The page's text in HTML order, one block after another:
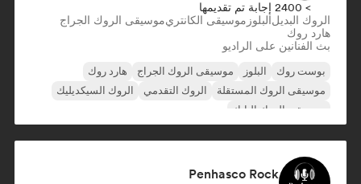
> 2400 إجابة تم تقديمها
الروك البديلالبلوز موسيقى الكانتريموسيقى الروك الجراج
هارد روك
بث الفنانين على الراديو
بوست روك البلوز موسيقى الروك الجراج
هارد روك
موسيقى الروك المستقلة
الروك التقدمي
الروك السيكديليك
موسيقى الروك البانك
Penhasco Rock